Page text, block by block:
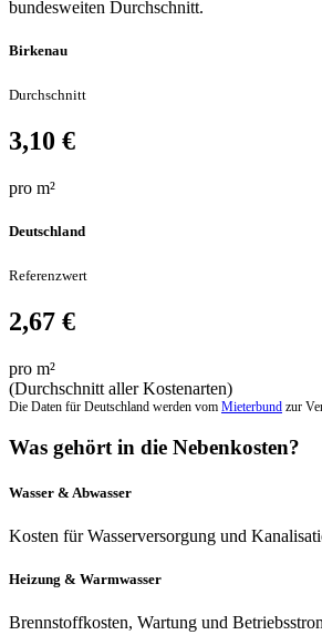
bundesweiten Durchschnitt.
Birkenau
Durchschnitt
3,10 €
pro m²
Deutschland
Referenzwert
2,67 €
pro m²
(Durchschnitt aller Kostenarten)
Die Daten für Deutschland werden vom Mieterbund zur
Was gehört in die Nebenkosten?
Wasser & Abwasser
Kosten für Wasserversorgung und
Heizung & Warmwasser
Brennstoffkosten, Wartung und